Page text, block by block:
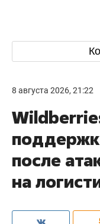
8 августа 2026, 21:22
после
на